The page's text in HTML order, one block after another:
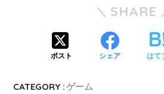
SHARE
ポスト シェア はて
CATEGORY :ゲーム